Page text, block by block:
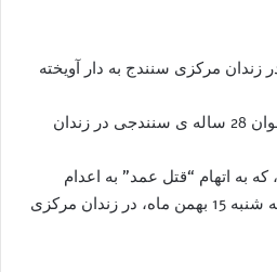
مرکزی سنندج به‌ دار آویخته‌
سحرگاه سه‌ شنبه‌، یک مرد جوان 28 ساله‌ ی سنندجی در زندان
به‌ اتهام “قتل عمد” به‌ اعدام
محکوم شده‌ بود، سحرگاه سه‌ شنبه‌ 15 بهمن ماه، در زندان مرکزی